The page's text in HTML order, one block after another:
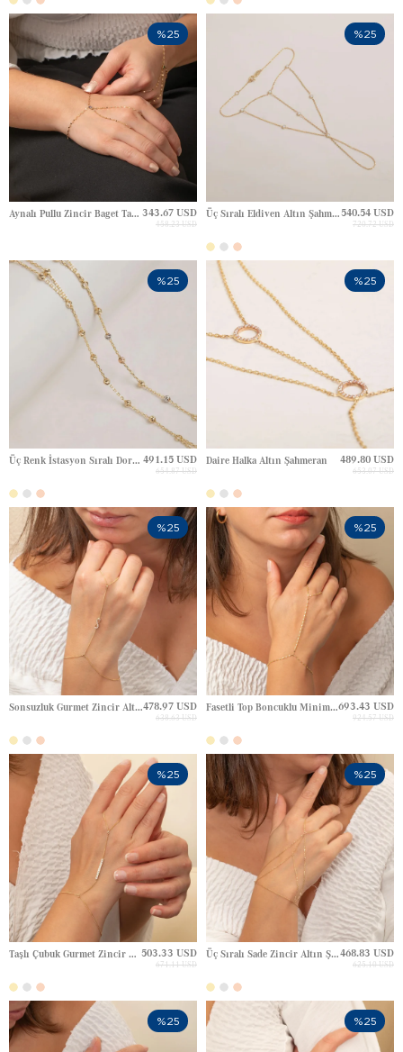
Aynalı Pullu Zincir Baget Taşlı Altın Şahmeran 343.67 USD
458.23 USD
%25
Üç Sıralı Eldiven Altın Şahmeran Bileklik 540.54 USD
720.72 USD
%25
Üç Renk İstasyon Sıralı Dorikalı Altın Şahmeran 491.15 USD
654.87 USD
%25
Daire Halka Altın Şahmeran 489.80 USD
653.07 USD
%25
Sonsuzluk Gurmet Zincir Altın Şahmeran478.97 USD
638.63 USD
%25
Fasetli Top Boncuklu Minimal Altın Şahmeran693.43 USD
924.57 USD
%25
Taşlı Çubuk Gurmet Zincir Altın Şahmeran 503.33 USD
671.11 USD
%25
Üç Sıralı Sade Zincir Altın Şahmeran468.83 USD
625.10 USD
%25
%25 %25